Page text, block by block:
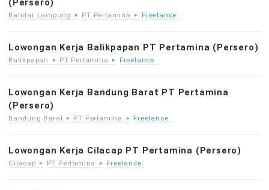
(Persero)
Bandar Lampung PT Pertamina Freelance
Lowongan Kerja Balikpapan PT Pertamina (Persero)
Balikpapan PT Pertamina Freelance
Lowongan Kerja Bandung Barat PT Pertamina
(Persero)
Bandung Barat PT Pertamina Freelance
Lowongan Kerja Cilacap PT Pertamina (Persero)
Cilacap PT Pertamina Freelance